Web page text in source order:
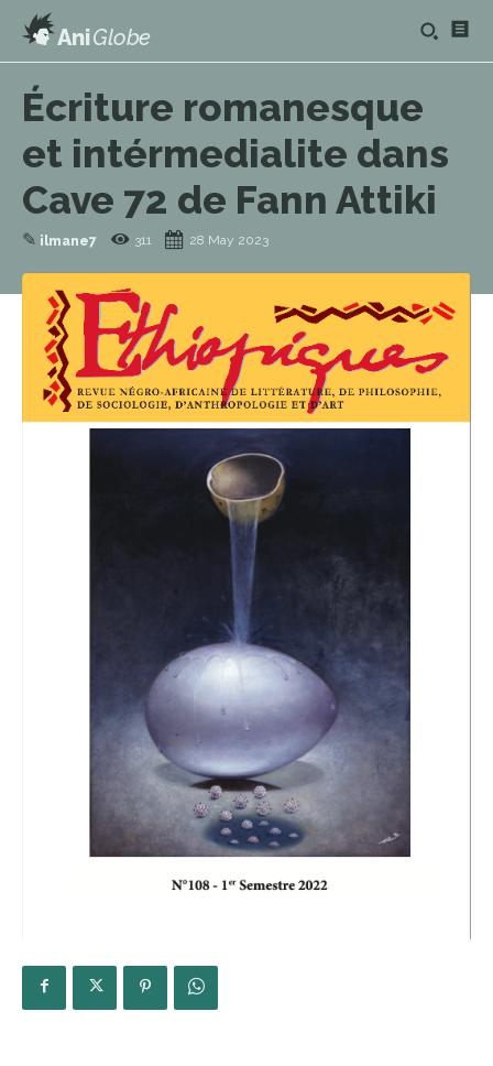
AniGlobe
Écriture romanesque
et intérmedialite dans
Cave 72 de Fann Attiki
✎ ilmane7 311 28 May 2023